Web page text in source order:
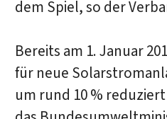
dem Spiel, so der
Bereits am 1. Januar
für neue
um rund 10 %